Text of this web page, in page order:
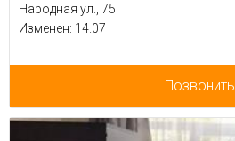
Народная ул., 75
Изменен: 14.07
Позвонить